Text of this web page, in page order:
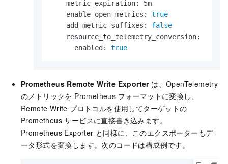
    metric_expiration: 5m
    enable_open_metrics:
true
    add_metric_suffixes:
false
    resource_to_telemetry_conversion:
      enabled:
true
Prometheus Remote Write Exporterは、OpenTelemetry
のメトリックを Prometheus フォーマットに変換し、
Remote Write プロトコルを使用してターゲットの
Prometheus サービスに直接書き込みます。
Prometheus Exporter と同様に、このエクスポーターもデ
ータ形式を変換します。次のコードは構成例です。